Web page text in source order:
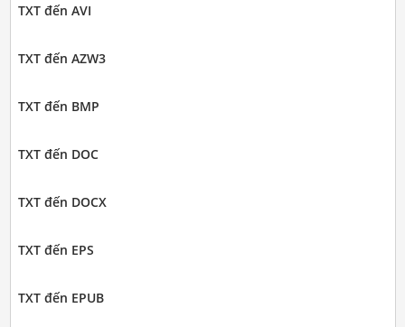
TXT đến AVI
TXT đến AZW3
TXT đến BMP
TXT đến DOC
TXT đến DOCX
TXT đến EPS
TXT đến EPUB